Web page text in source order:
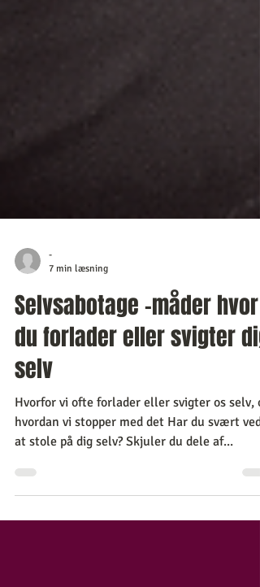
7 min læsning
Selvsabotage -måder hvor
du forlader eller svigter dig
selv
Hvorfor vi ofte forlader eller svigter os selv,
at stole på dig selv? Skjuler du dele af...